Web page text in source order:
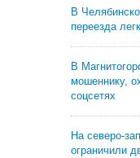
В
переезда
В
мошеннику,
соцсетях
На северо-
ограничили